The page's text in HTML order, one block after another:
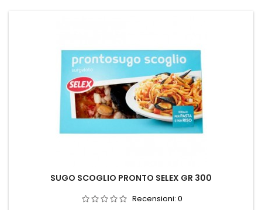
SUGO SCOGLIO PRONTO SELEX GR 300
Recensioni: 0